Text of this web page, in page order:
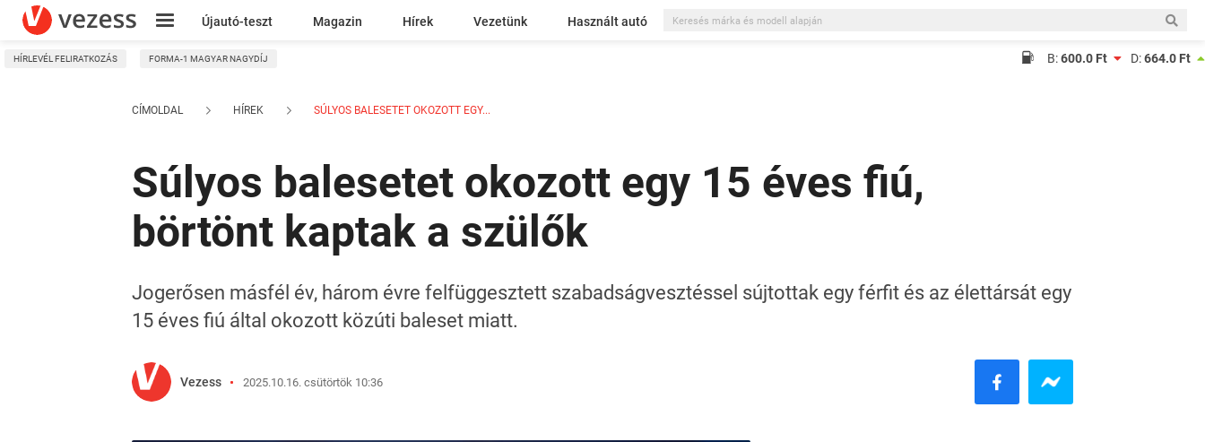
Újautó-teszt Magazin Hírek Vezetünk Használt autó
Kresz
HÍRLEVÉL FELIRATKOZÁS FORMA-1 MAGYAR NAGYDÍJ B:600.0 Ft D:664.0 Ft
CÍMOLDAL HÍREK SÚLYOS BALESETET OKOZOTT EGY...
Súlyos balesetet okozott egy 15 éves fiú,
börtönt kaptak a szülők
Jogerősen másfél év, három évre felfüggesztett szabadságvesztéssel sújtottak egy férfit és az élettársát egy
15 éves fiú által okozott közúti baleset miatt.
Vezess 2025.10.16. csütörtök 10:36